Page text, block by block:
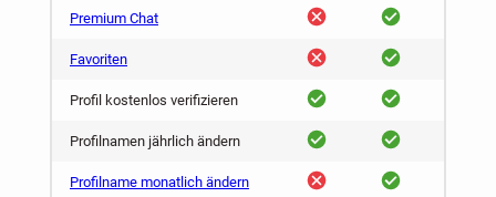
Premium Chat nein ja
Favoriten nein ja
Profil kostenlos verifizieren ja ja
Profilnamen jährlich ändern ja ja
Profilname monatlich ändern nein ja